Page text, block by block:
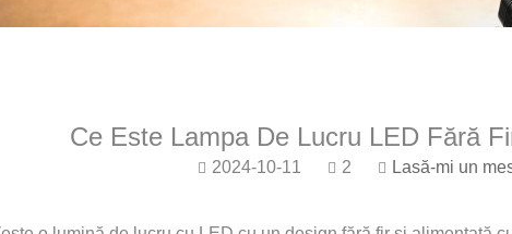
Ce Este Lampa De Lucru LED Fără
2024-10-11 2 Lasă-mi un